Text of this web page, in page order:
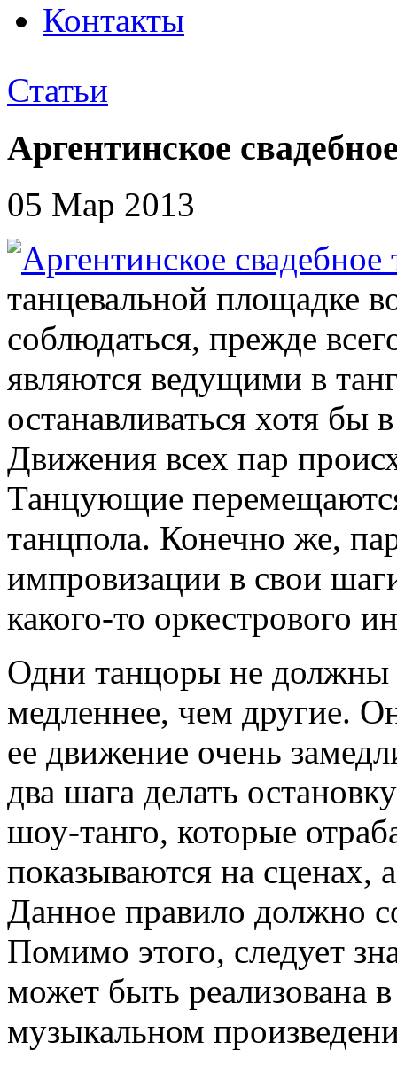
Контакты
Статьи
Аргентинское
05 Мар 2013
танцевальной площадке
соблюдаться, прежде
являются ведущими в
останавливаться хотя
Движения всех пар
Танцующие
танцпола. Конечно же,
импровизации в свои
какого-то оркестрового
Одни танцоры не должны
медленнее, чем другие.
ее движение очень
два шага делать
шоу-танго, которые
показываются на сценах,
Данное правило должно
Помимо этого, следует
может быть
музыкальном